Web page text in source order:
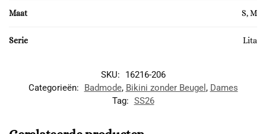
Maat S, M
Serie Lita
SKU:
16216-206
Categorieën:
Badmode, Bikini zonder Beugel , Dames
Tag: SS26